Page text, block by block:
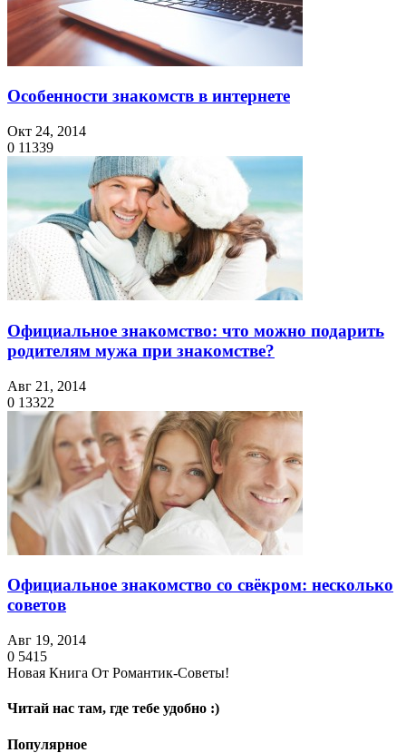
Особенности знакомств в интернете
Окт 24, 2014
0 11339
Официальное знакомство: что можно подарить
родителям мужа при знакомстве?
Авг 21, 2014
0 13322
Официальное знакомство со свёкром: несколько
советов
Авг 19, 2014
0 5415
Новая Книга От Романтик-Советы!
Читай нас там, где тебе удобно :)
Популярное